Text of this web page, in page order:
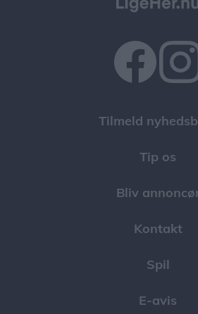
Tilmeld
Tip os
Bliv
Kontakt
Spil
E-avis